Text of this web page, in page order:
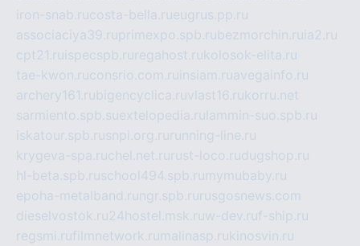
iron-snab.rucosta-bella.rueugrus.pp.ru
associaciya39.ruprimexpo.spb.rubezmorchin.ru ia2.ru
cpt21.ru ispecspb.ru regahost.rukolosok-elita.ru
tae-kwon.ruconsrio.com.ru insiam.ruavegainfo.ru
archery161.rubigencyclica.ruvlast16.rukorru.net
sarmiento.spb.suextelopedia.ru lammin-suo.spb.ru
iskatour.spb.rusnpi.org.ru running-line.ru
krygeva-spa.ruchel.net.ru rust-loco.rudugshop.ru
hl-beta.spb.ruschool494.spb.ru mymubaby.ru
epoha-metalband.ru ngr.spb.ru rusgosnews.com
dieselvostok.ru24hostel.msk.ruw-dev.ruf-ship.ru
regsmi.rufilmnetwork.ru malinasp.rukinosvin.ru